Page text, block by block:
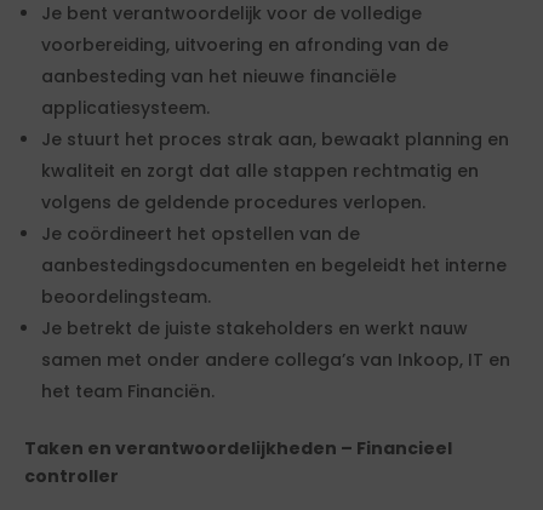
Je bent verantwoordelijk voor de volledige
voorbereiding, uitvoering en afronding van de
aanbesteding van het nieuwe financiële
applicatiesysteem.
Je stuurt het proces strak aan, bewaakt planning en
kwaliteit en zorgt dat alle stappen rechtmatig en
volgens de geldende procedures verlopen.
Je coördineert het opstellen van de
aanbestedingsdocumenten en begeleidt het interne
beoordelingsteam.
Je betrekt de juiste stakeholders en werkt nauw
samen met onder andere collega’s van Inkoop, IT en
het team Financiën.
Taken en verantwoordelijkheden – Financieel
controller